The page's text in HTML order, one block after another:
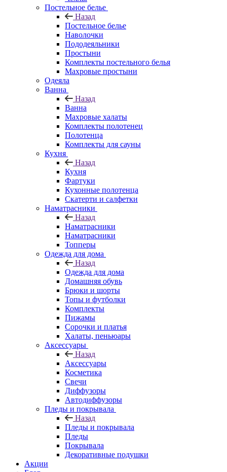
Постельное белье
Назад
Постельное белье
Наволочки
Пододеяльники
Простыни
Комплекты постельного белья
Махровые простыни
Одеяла
Ванна
Назад
Ванна
Махровые халаты
Комплекты полотенец
Полотенца
Комплекты для сауны
Кухня
Назад
Кухня
Фартуки
Кухонные полотенца
Скатерти и салфетки
Наматрасники
Назад
Наматрасники
Наматрасники
Топперы
Одежда для дома
Назад
Одежда для дома
Домашняя обувь
Брюки и шорты
Топы и футболки
Комплекты
Пижамы
Сорочки и платья
Халаты, пеньюары
Аксессуары
Назад
Аксессуары
Косметика
Свечи
Диффузоры
Автодиффузоры
Пледы и покрывала
Назад
Пледы и покрывала
Пледы
Покрывала
Декоративные подушки
Акции